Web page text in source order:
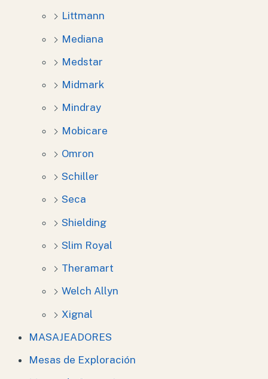
Littmann
Mediana
Medstar
Midmark
Mindray
Mobicare
Omron
Schiller
Seca
Shielding
Slim Royal
Theramart
Welch Allyn
Xignal
MASAJEADORES
Mesas de Exploración